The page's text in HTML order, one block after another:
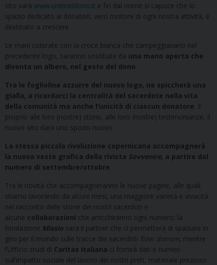
sito sarà www.unitineldono.it e fin dal nome si capisce che lo
spazio dedicato ai donatori, vero motore di ogni nostra attività, è
destinato a crescere.
Le mani colorate con la croce bianca che campeggiavano nel
precedente logo, saranno sostituite da una mano aperta che
diventa un albero, nel gesto del dono
Tra le foglioline azzurre del nuovo logo, ne spiccherà una
gialla, a ricordarci la centralità del sacerdote nella vita
della comunità ma anche l’unicità di ciascun donatore . E
proprio alle loro (nostre) storie, alle loro (nostre) testimonianze, il
nuovo sito darà uno spazio nuovo.
La stessa piccola rivoluzione copernicana accompagnerà
la nuova veste grafica della rivista Sovvenire, a partire dal
numero di settembre/ottobre
Tra le novità che accompagneranno le nuove pagine, alle quali
stiamo lavorando da alcuni mesi, una maggiore varietà e vivacità
nel racconto delle storie dei nostri sacerdoti e
alcune collaborazioni che arricchiranno ogni numero: la
fondazione Missio sarà il partner che ci permetterà di spaziare in
giro per il mondo sulle tracce dei sacerdoti fidei donum, mentre
l’Ufficio studi di Caritas Italiana ci fornirà dati e numeri
sull’impatto sociale del lavoro dei nostri preti, materiale prezioso